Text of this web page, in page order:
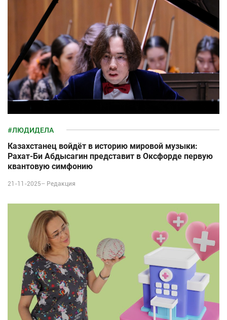
#ЛЮДИДЕЛА
Казахстанец войдёт в историю мировой музыки:
Рахат-Би Абдысагин представит в Оксфорде первую
квантовую симфонию
21-11-2025– Редакция